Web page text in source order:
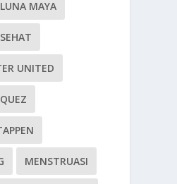
LUNA MAYA
UNITED
MENSTRUASI